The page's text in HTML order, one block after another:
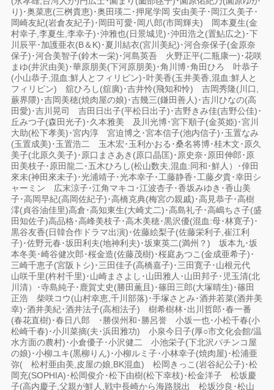
り)･奥菜恵(三桝貴恵)･奥田瑛二･押尾学岡 安由美子･岡江久美子･
岡崎友紀(岩倉友紀子)･岡田可愛･岡八郎(市岡輝夫) 岡本夏生(金
村幸子,李夏生,李幸子)･沖雅也(日景城児)･沖田浩之(置鮎広之)･下
川辰平･加護亜衣(B＆K)･夏川結衣(宮川美紀)･河合奈保子(金原奈
保子)･河合美智子(鈴木一栄)･河島英吾 火野正平(二瓶康一)･花咲
まゆ(井沢由美)･華原朋美(下河原朋美)･角川博･角田ひろ 叶恭子
(小山恭子,混血:鮮人とフィリピン)･叶美香(玉井美香,混血:鮮人と
フィリピン) 舘ひろし(舘廣)･吉井怜(飛知和怜) 吉岡秀隆(川口,
蕨界隈)･吉岡美穂(焼肉屋の娘)･吉幾三(鎌田善人)･吉川ひなの(高
田愛)･吉川晃司 吉田日出子(平松日出子)･吉野きみ佳(吉野公佳)･
丘みつ子(森田光子)･久本雅美 及川光博･宮下順子(金英姫)･宮川
大助(松下孝美)･宮内淳 宮迫博之･宮本信子(池内信子)･玉置なみ
(玉置成美)･玉置浩二 玉木宏･玉利かおる･桑名将博･桂木文･原久
美子(北原久美子)･原口まさあき(原口晶匡)･原史奈･原田伸郎･原
田美枝子･原田龍二･五木ひろし(松山数夫,混血:同和･鮮人）･倖田
來未(神田來未子)･光浦靖子･光本幸子･工藤静香･工藤夕貴･幸田シ
ャーミン 広末涼子･江角マキコ･江波杏子･香坂みゆき･香山美
子･高岡早紀(高岡佐紀子)･高橋克典(梅宮の親戚)･高見恭子･高樹
澪(貞谷油佳里)高倉･高知東生(大崎丈二)･高島礼子･高嶋ちさ子(盛
田知佐子)高品格･高峰美枝子･高木美穂･黒沢優(混血:母･林寛子)･
黒谷友香(日韓合作ドラマ出演)･佐藤絵梨子(佐藤栄利子,崔江利
子)･佐野元春･坂田利夫(地神利夫)･坂東英二(満州？) 坂本九･坂
本冬美･崎谷健次郎･桜金造(佐藤茂樹)･桜庭あつこ(金成亜希子)･
三崎千恵子(宮阪トシ)･三田佳子(高橋嘉子)･三田寛子･山根元代
山咲千里(杵村千里)･山崎まさよし･山田雅人･山田邦子･児玉清(北
川清）･寺島純子･鹿賀丈史(勝田薫且)･篠田三郎(大塚晴生)･篠田
正浩 柴咲コウ(山村幸恵,千川部落)･手塚さとみ･酒井若菜(酒井美
幸)･酒井美紀･酒井法子(高相法子) 樹希樹林･出川哲郎･春一番
(春花直樹)･春日八郎 ･勝俣州和･勝呂誉 小坂一也･小松千春(小
松崎千春)･小川菜摘(夫･浜田雅功) 小泉今日子(厚○市文化会館/温
水方面の農村)･小倉優子･小沢健二 小池栄子(下北沢パチンコ屋
の娘)･小柳ユキ(黒柳りん)･小柳ルミ子･小林幸子(焼肉屋)･松浦亜
弥( 松村亜由美,皮屋の娘,BK混血) 松岡きっこ(岩谷紀公子)･松
岡充(SOPHIA)･松岡俊介･松下由樹(松下幸枝)･松金洋子 松坂慶
子(高内慶子,父親が鮮人,戦中長崎から海路脱出 松坂沙良･松山